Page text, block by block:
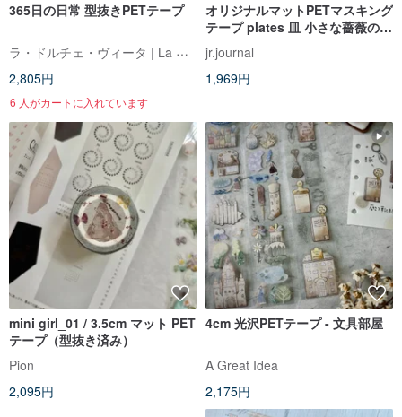
365日の日常 型抜きPETテープ
ラ・ドルチェ・ヴィータ | La Dolce Vita
2,805円
6 人がカートに入れています
オリジナルマットPETマスキング
テープ plates 皿 小さな薔薇の花
束
jr.journal
1,969円
mini girl_01 / 3.5cm マット PET
テープ（型抜き済み）
Pion
2,095円
4cm 光沢PETテープ - 文具部屋
A Great Idea
2,175円